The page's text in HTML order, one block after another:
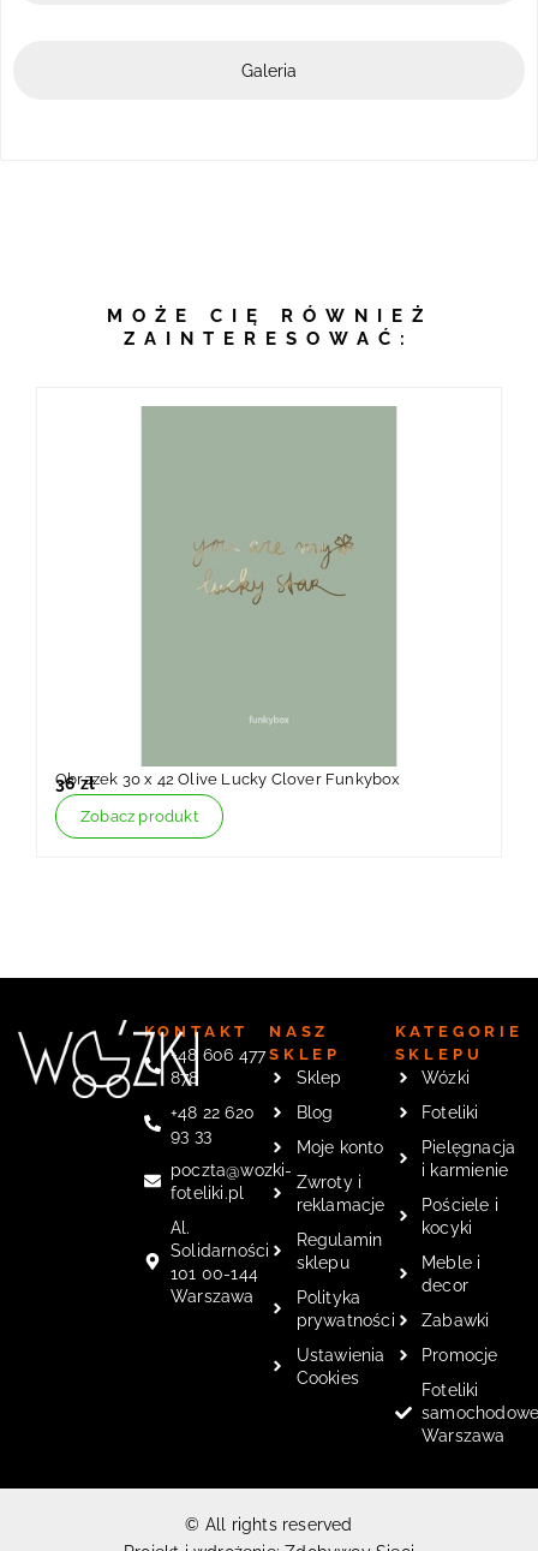
Galeria
MOŻE CIĘ RÓWNIEŻ
ZAINTERESOWAĆ:
Obrazek 30 x 42 Olive Lucky Clover Funkybox
36zł
Zobacz produkt
NASZ
SKLEP
Sklep
Blog
Moje konto
Zwroty i
reklamacje
Regulamin
sklepu
Polityka
prywatności
Ustawienia
Cookies
KATEGORIE
SKLEPU
Wózki
Foteliki
Pielęgnacja
i karmienie
Pościele i
kocyki
Meble i
decor
Zabawki
Promocje
Foteliki
Warszawa
KONTAKT
+48 606 477
878
+48 22 620
93 33
poczta@wozki-
foteliki.pl
Al.
Solidarności
101 00-144
Warszawa
© All rights reserved